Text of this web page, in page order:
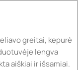
greitai, kepurė
lengva
aiškiai ir išsamiai.